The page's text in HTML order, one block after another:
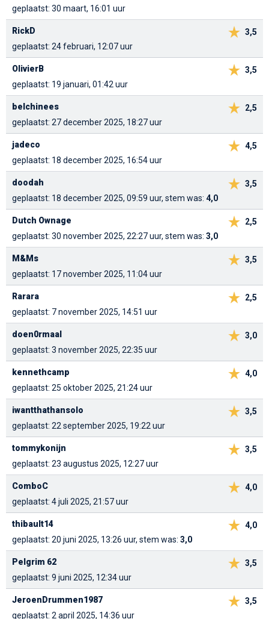
geplaatst: 30 maart, 16:01 uur
3,5
RickD
geplaatst: 24 februari, 12:07 uur
3,5
OlivierB
geplaatst: 19 januari, 01:42 uur
2,5
belchinees
geplaatst: 27 december 2025, 18:27 uur
4,5
jadeco
geplaatst: 18 december 2025, 16:54 uur
3,5
doodah
geplaatst: 18 december 2025, 09:59 uur, stem was: 4,0
2,5
Dutch Ownage
geplaatst: 30 november 2025, 22:27 uur, stem was: 3,0
3,5
M&Ms
geplaatst: 17 november 2025, 11:04 uur
2,5
Rarara
geplaatst: 7 november 2025, 14:51 uur
3,0
doen0rmaal
geplaatst: 3 november 2025, 22:35 uur
4,0
kennethcamp
geplaatst: 25 oktober 2025, 21:24 uur
3,5
iwantthathansolo
geplaatst: 22 september 2025, 19:22 uur
3,5
tommykonijn
geplaatst: 23 augustus 2025, 12:27 uur
4,0
ComboC
geplaatst: 4 juli 2025, 21:57 uur
4,0
thibault14
geplaatst: 20 juni 2025, 13:26 uur, stem was: 3,0
3,5
Pelgrim 62
geplaatst: 9 juni 2025, 12:34 uur
3,5
JeroenDrummen1987
geplaatst: 2 april 2025, 14:36 uur